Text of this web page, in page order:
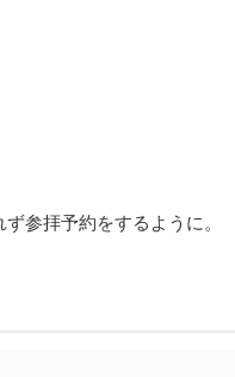
参拝予約をするように。